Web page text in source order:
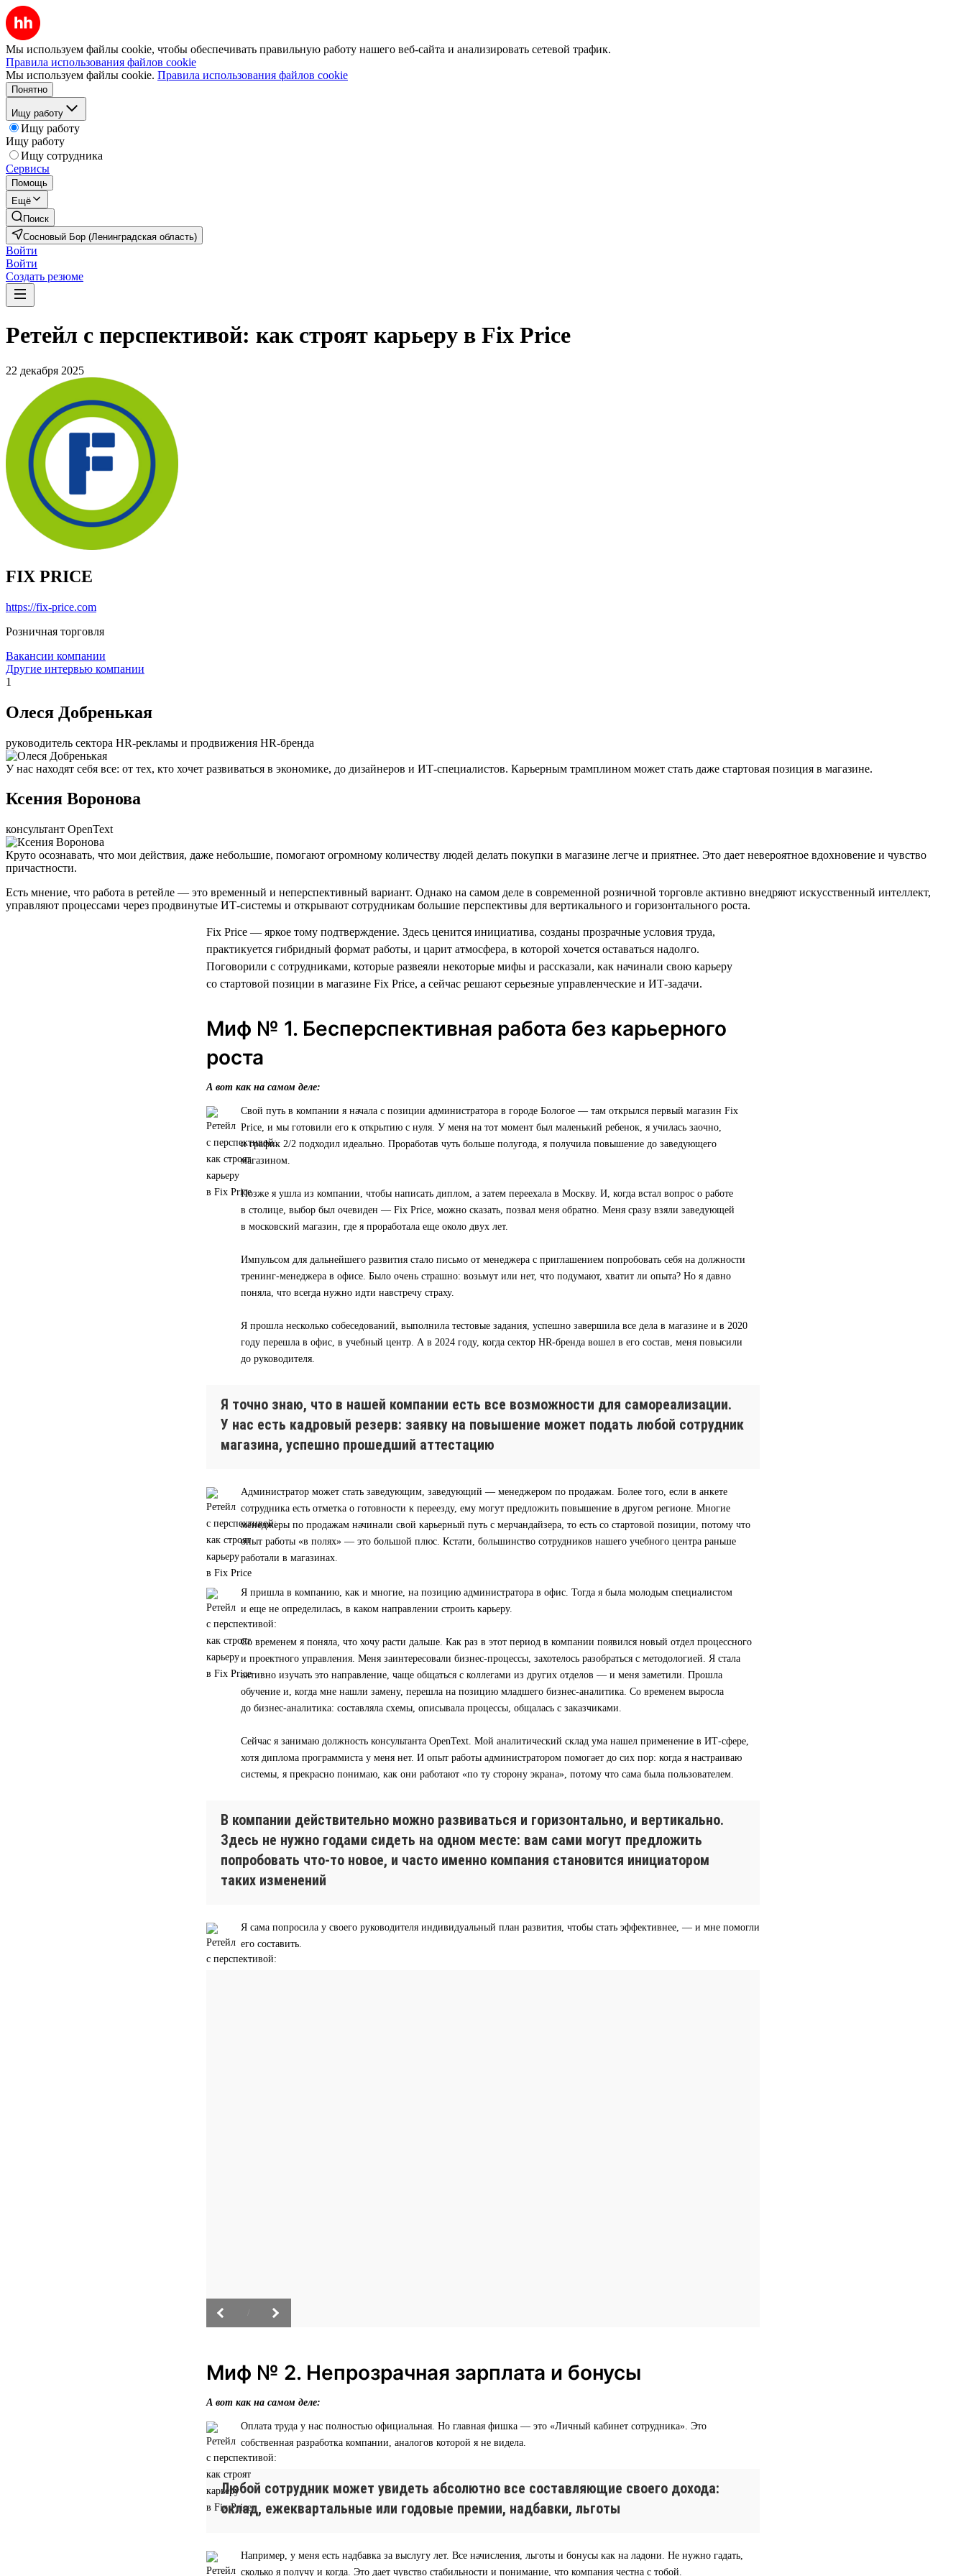
Мы используем файлы cookie, чтобы обеспечивать правильную работу нашего веб-сайта и анализировать сетевой трафик.
Правила использования файлов cookie
Мы используем файлы cookie. Правила использования файлов cookie
Понятно
Ищу работу
Ищу работу
Ищу работу
Ищу сотрудника
Сервисы
Помощь
Ещё
Поиск
Сосновый Бор (Ленинградская область)
Войти
Войти
Создать резюме
Ретейл с перспективой: как строят карьеру в Fix Price
22 декабря 2025
FIX PRICE
https://fix-price.com
Розничная торговля
Вакансии компании
Другие интервью компании
1
Олеся Добренькая
руководитель сектора HR-рекламы и продвижения HR-бренда
У нас находят себя все: от тех, кто хочет развиваться в экономике, до дизайнеров и ИТ-специалистов. Карьерным трамплином может стать даже стартовая позиция в магазине.
Ксения Воронова
консультант OpenText
Круто осознавать, что мои действия, даже небольшие, помогают огромному количеству людей делать покупки в магазине легче и приятнее. Это дает невероятное вдохновение и чувство
причастности.
Есть мнение, что работа в ретейле — это временный и неперспективный вариант. Однако на самом деле в современной розничной торговле активно внедряют искусственный интеллект,
управляют процессами через продвинутые ИТ-системы и открывают сотрудникам большие перспективы для вертикального и горизонтального роста.
Fix Price — яркое тому подтверждение. Здесь ценится инициатива, созданы прозрачные условия труда,
практикуется гибридный формат работы, и царит атмосфера, в которой хочется оставаться надолго.
Поговорили с сотрудниками, которые развеяли некоторые мифы и рассказали, как начинали свою карьеру
со стартовой позиции в магазине Fix Price, а сейчас решают серьезные управленческие и ИТ-задачи.
Миф № 1. Бесперспективная работа без карьерного
роста
А вот как на самом деле:
Свой путь в компании я начала с позиции администратора в городе Бологое — там открылся первый магазин Fix
Price, и мы готовили его к открытию с нуля. У меня на тот момент был маленький ребенок, я училась заочно,
и график 2/2 подходил идеально. Проработав чуть больше полугода, я получила повышение до заведующего
магазином.
Позже я ушла из компании, чтобы написать диплом, а затем переехала в Москву. И, когда встал вопрос о работе
в столице, выбор был очевиден — Fix Price, можно сказать, позвал меня обратно. Меня сразу взяли заведующей
в московский магазин, где я проработала еще около двух лет.
Импульсом для дальнейшего развития стало письмо от менеджера с приглашением попробовать себя на должности
тренинг-менеджера в офисе. Было очень страшно: возьмут или нет, что подумают, хватит ли опыта? Но я давно
поняла, что всегда нужно идти навстречу страху.
Я прошла несколько собеседований, выполнила тестовые задания, успешно завершила все дела в магазине и в 2020
году перешла в офис, в учебный центр. А в 2024 году, когда сектор HR-бренда вошел в его состав, меня повысили
до руководителя.
Я точно знаю, что в нашей компании есть все возможности для самореализации.
У нас есть кадровый резерв: заявку на повышение может подать любой сотрудник
магазина, успешно прошедший аттестацию
Администратор может стать заведующим, заведующий — менеджером по продажам. Более того, если в анкете
сотрудника есть отметка о готовности к переезду, ему могут предложить повышение в другом регионе. Многие
менеджеры по продажам начинали свой карьерный путь с мерчандайзера, то есть со стартовой позиции, потому что
опыт работы «в полях» — это большой плюс. Кстати, большинство сотрудников нашего учебного центра раньше
работали в магазинах.
Я пришла в компанию, как и многие, на позицию администратора в офис. Тогда я была молодым специалистом
и еще не определилась, в каком направлении строить карьеру.
Со временем я поняла, что хочу расти дальше. Как раз в этот период в компании появился новый отдел процессного
и проектного управления. Меня заинтересовали бизнес-процессы, захотелось разобраться с методологией. Я стала
активно изучать это направление, чаще общаться с коллегами из других отделов — и меня заметили. Прошла
обучение и, когда мне нашли замену, перешла на позицию младшего бизнес-аналитика. Со временем выросла
до бизнес-аналитика: составляла схемы, описывала процессы, общалась с заказчиками.
Сейчас я занимаю должность консультанта OpenText. Мой аналитический склад ума нашел применение в ИТ-сфере,
хотя диплома программиста у меня нет. И опыт работы администратором помогает до сих пор: когда я настраиваю
системы, я прекрасно понимаю, как они работают «по ту сторону экрана», потому что сама была пользователем.
В компании действительно можно развиваться и горизонтально, и вертикально.
Здесь не нужно годами сидеть на одном месте: вам сами могут предложить
попробовать что-то новое, и часто именно компания становится инициатором
таких изменений
Я сама попросила у своего руководителя индивидуальный план развития, чтобы стать эффективнее, — и мне помогли
его составить.
Миф № 2. Непрозрачная зарплата и бонусы
А вот как на самом деле:
Оплата труда у нас полностью официальная. Но главная фишка — это «Личный кабинет сотрудника». Это
собственная разработка компании, аналогов которой я не видела.
Любой сотрудник может увидеть абсолютно все составляющие своего дохода:
оклад, ежеквартальные или годовые премии, надбавки, льготы
Например, у меня есть надбавка за выслугу лет. Все начисления, льготы и бонусы как на ладони. Не нужно гадать,
сколько я получу и когда. Это дает чувство стабильности и понимание, что компания честна с тобой.